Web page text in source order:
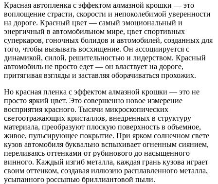
Красная автопленка с эффектом алмазной крошки — это
воплощение страсти, скорости и непоколебимой уверенности
на дороге. Красный цвет — самый эмоциональный и
энергичный в автомобильном мире, цвет спортивных
суперкаров, гоночных болидов и автомобилей, созданных для
того, чтобы вызывать восхищение. Он ассоциируется с
динамикой, силой, решительностью и лидерством. Красный
автомобиль не просто едет — он властвует на дороге,
притягивая взгляды и заставляя оборачиваться прохожих.
Но красная пленка с эффектом алмазной крошки — это не
просто яркий цвет. Это совершенно новое измерение
восприятия красного. Тысячи микроскопических
светоотражающих кристаллов, внедренных в структуру
материала, преобразуют плоскую поверхность в объемное,
живое, пульсирующее покрытие. При ярком солнечном свете
кузов автомобиля буквально вспыхивает огненным сиянием,
переливаясь оттенками от рубинового до насыщенного
винного. Каждый изгиб металла, каждая грань кузова играет
своим оттенком, создавая иллюзию расплавленного металла,
усыпанного россыпью бриллиантовой пыли.